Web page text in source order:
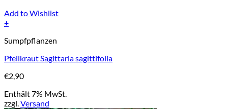
Add to Wishlist
+
Sumpfpflanzen
Pfeilkraut Sagittaria sagittifolia
€2,90
Enthält 7% MwSt.
zzgl.Versand